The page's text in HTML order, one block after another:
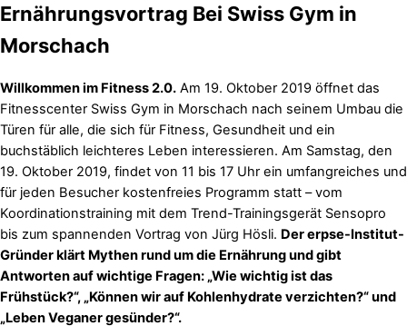
Ernährungsvortrag Bei Swiss Gym in
Morschach
Willkommen im Fitness 2.0. Am 19. Oktober 2019 öffnet das
Fitnesscenter Swiss Gym in Morschach nach seinem Umbau die
Türen für alle, die sich für Fitness, Gesundheit und ein
buchstäblich leichteres Leben interessieren. Am Samstag, den
19. Oktober 2019, findet von 11 bis 17 Uhr ein umfangreiches und
für jeden Besucher kostenfreies Programm statt ­– vom
Koordinationstraining mit dem Trend-Trainingsgerät Sensopro
bis zum spannenden Vortrag von Jürg Hösli. Der erpse-Institut-
Gründer klärt Mythen rund um die Ernährung und gibt
Antworten auf wichtige Fragen: „Wie wichtig ist das
Frühstück?“, „Können wir auf Kohlenhydrate verzichten?“ und
„Leben Veganer gesünder?“.